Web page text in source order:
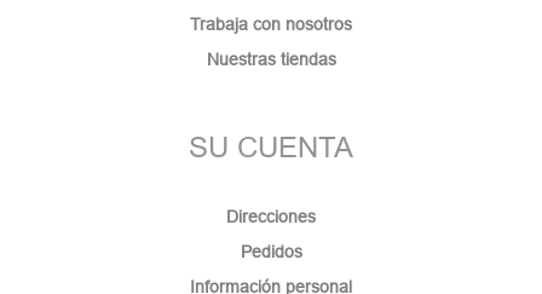
Trabaja con nosotros
Nuestras tiendas
SU CUENTA
Direcciones
Pedidos
Información personal